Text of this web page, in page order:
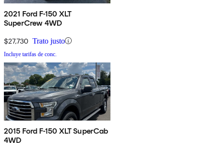
2021 Ford F-150 XLT
SuperCrew 4WD
$27,730 Trato justo
Incluye tarifas de conc.
2015 Ford F-150 XLT SuperCab
4WD